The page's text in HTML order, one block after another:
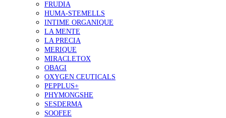
FRUDIA
HUMA-STEMELLS
INTIME ORGANIQUE
LA MENTE
LA PRECIA
MERIQUE
MIRACLETOX
OBAGI
OXYGEN CEUTICALS
PEPPLUS+
PHYMONGSHE
SESDERMA
SOOFEE